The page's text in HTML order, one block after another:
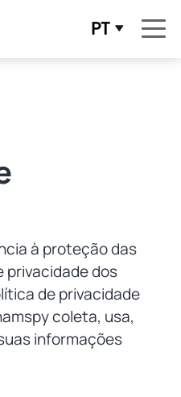
PT
à proteção das
privacidade dos
de privacidade
coleta, usa,
informações